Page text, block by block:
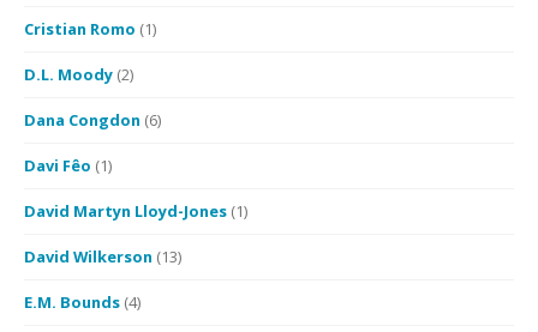
Cristian Romo (1)
D.L. Moody (2)
Dana Congdon (6)
Davi Fêo (1)
David Martyn Lloyd-Jones (1)
David Wilkerson (13)
E.M. Bounds (4)